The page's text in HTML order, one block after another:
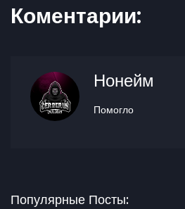
Коментарии:
Нонейм
Помогло
Популярные Посты: